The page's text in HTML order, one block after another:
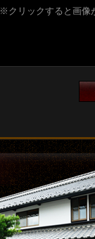
※クリックすると画像